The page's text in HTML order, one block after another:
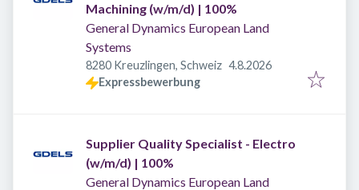
Machining (w/m/d) | 100%
General Dynamics European Land
Systems
8280 Kreuzlingen, Schweiz Veröffentlicht
4.8.2026
Expressbewerbung
Supplier Quality Specialist - Electro
(w/m/d) | 100%
General Dynamics European Land